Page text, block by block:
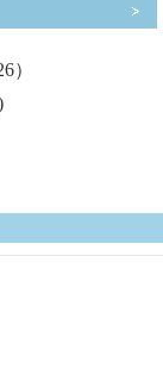
）